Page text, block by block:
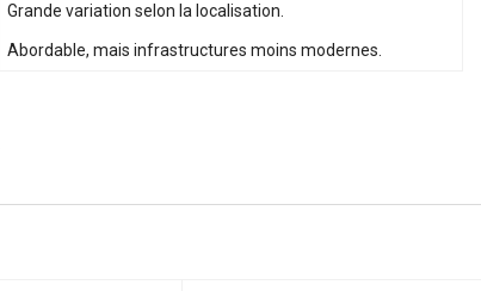
Grande variation selon la localisation.
Abordable, mais infrastructures moins modernes.